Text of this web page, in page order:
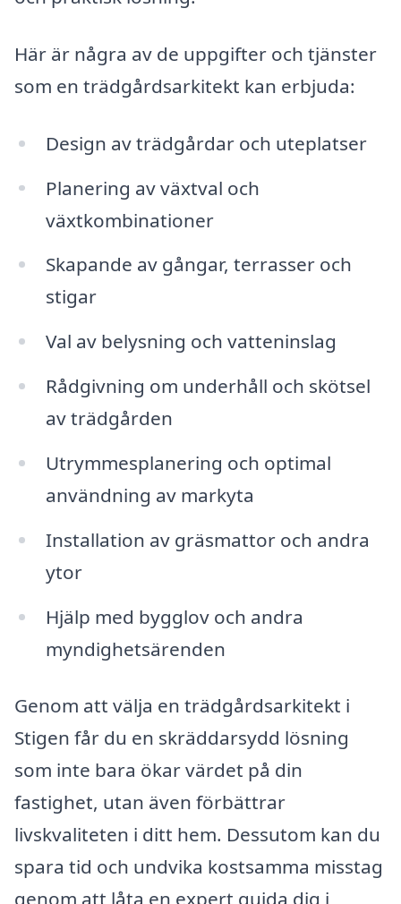
Här är några av de uppgifter och tjänster
som en trädgårdsarkitekt kan erbjuda:
Design av trädgårdar och uteplatser
Planering av växtval och
växtkombinationer
Skapande av gångar, terrasser och
stigar
Val av belysning och vatteninslag
Rådgivning om underhåll och skötsel
av trädgården
Utrymmesplanering och optimal
användning av markyta
Installation av gräsmattor och andra
ytor
Hjälp med bygglov och andra
myndighetsärenden
Genom att välja en trädgårdsarkitekt i
Stigen får du en skräddarsydd lösning
som inte bara ökar värdet på din
fastighet, utan även förbättrar
livskvaliteten i ditt hem. Dessutom kan du
spara tid och undvika kostsamma misstag
genom att låta en expert guida dig i